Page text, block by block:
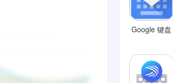
Google 键盘